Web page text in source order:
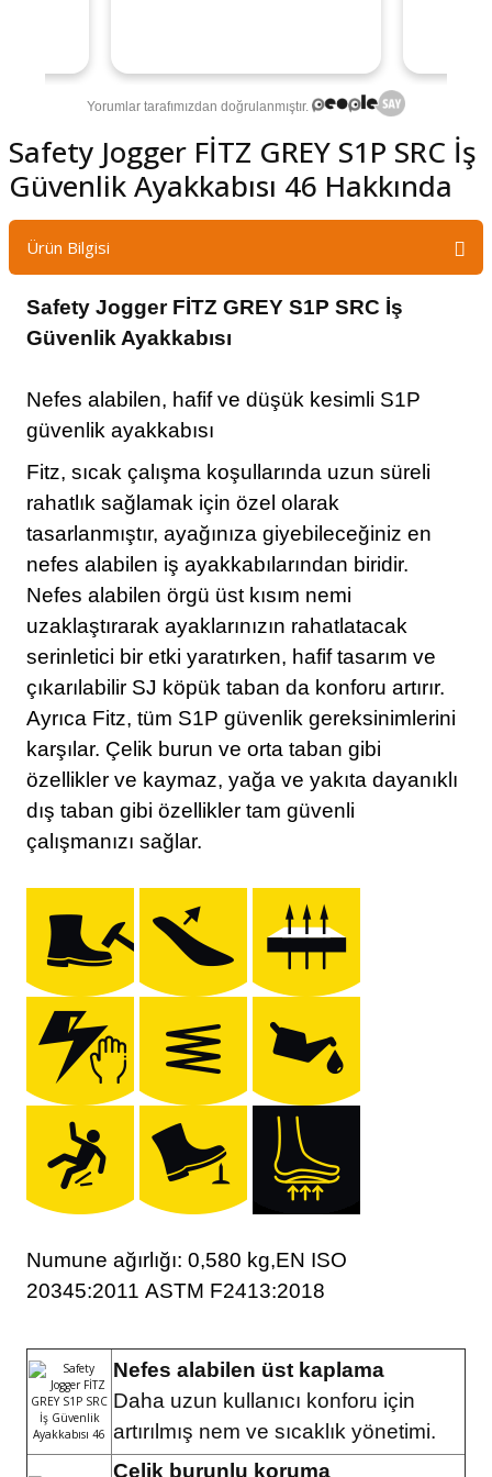
Safety Jogger FİTZ GREY S1P SRC İş
Güvenlik Ayakkabısı 46 Hakkında
Ürün Bilgisi
Safety Jogger FİTZ GREY S1P SRC İş
Güvenlik Ayakkabısı
Nefes alabilen, hafif ve düşük kesimli S1P
güvenlik ayakkabısı
Fitz, sıcak çalışma koşullarında uzun süreli
rahatlık sağlamak için özel olarak
tasarlanmıştır, ayağınıza giyebileceğiniz en
nefes alabilen iş ayakkabılarından biridir.
Nefes alabilen örgü üst kısım nemi
uzaklaştırarak ayaklarınızın rahatlatacak
serinletici bir etki yaratırken, hafif tasarım ve
çıkarılabilir SJ köpük taban da konforu artırır.
Ayrıca Fitz, tüm S1P güvenlik gereksinimlerini
karşılar. Çelik burun ve orta taban gibi
özellikler ve kaymaz, yağa ve yakıta dayanıklı
dış taban gibi özellikler tam güvenli
çalışmanızı sağlar.
Numune ağırlığı: 0,580 kg,EN ISO
20345:2011 ASTM F2413:2018
Nefes alabilen üst kaplama
Daha uzun kullanıcı konforu için
artırılmış nem ve sıcaklık yönetimi.
Çelik burunlu koruma